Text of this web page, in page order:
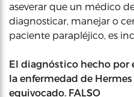
aseverar que un médico
diagnosticar, manejar o
paciente parapléjico, es
El diagnóstico hecho por
la enfermedad de
equivocado. FALSO